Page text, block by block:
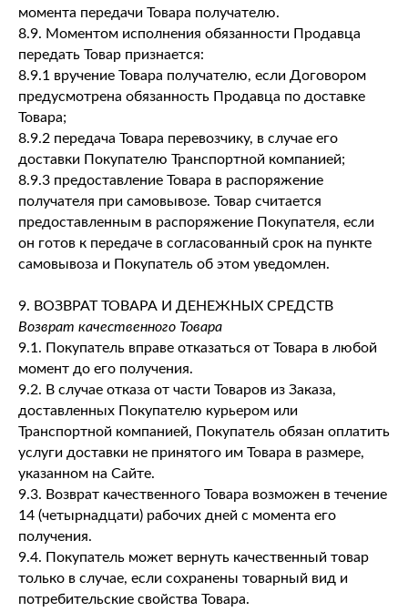
момента передачи Товара получателю.
8.9. Моментом исполнения обязанности Продавца
передать Товар признается:
8.9.1 вручение Товара получателю, если Договором
предусмотрена обязанность Продавца по доставке
Товара;
8.9.2 передача Товара перевозчику, в случае его
доставки Покупателю Транспортной компанией;
8.9.3 предоставление Товара в распоряжение
получателя при самовывозе. Товар считается
предоставленным в распоряжение Покупателя, если
он готов к передаче в согласованный срок на пункте
самовывоза и Покупатель об этом уведомлен.
9. ВОЗВРАТ ТОВАРА И ДЕНЕЖНЫХ СРЕДСТВ
Возврат качественного Товара
9.1. Покупатель вправе отказаться от Товара в любой
момент до его получения.
9.2. В случае отказа от части Товаров из Заказа,
доставленных Покупателю курьером или
Транспортной компанией, Покупатель обязан оплатить
услуги доставки не принятого им Товара в размере,
указанном на Сайте.
9.3. Возврат качественного Товара возможен в течение
14 (четырнадцати) рабочих дней с момента его
получения.
9.4. Покупатель может вернуть качественный товар
только в случае, если сохранены товарный вид и
потребительские свойства Товара.